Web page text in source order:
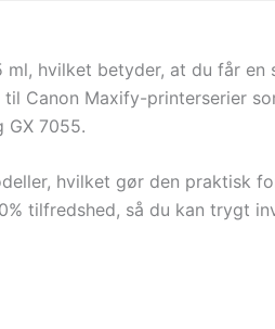
ml, hvilket betyder, at du får
Canon Maxify-printerserier
GX 7055.
hvilket gør den praktisk
tilfredshed, så du kan trygt